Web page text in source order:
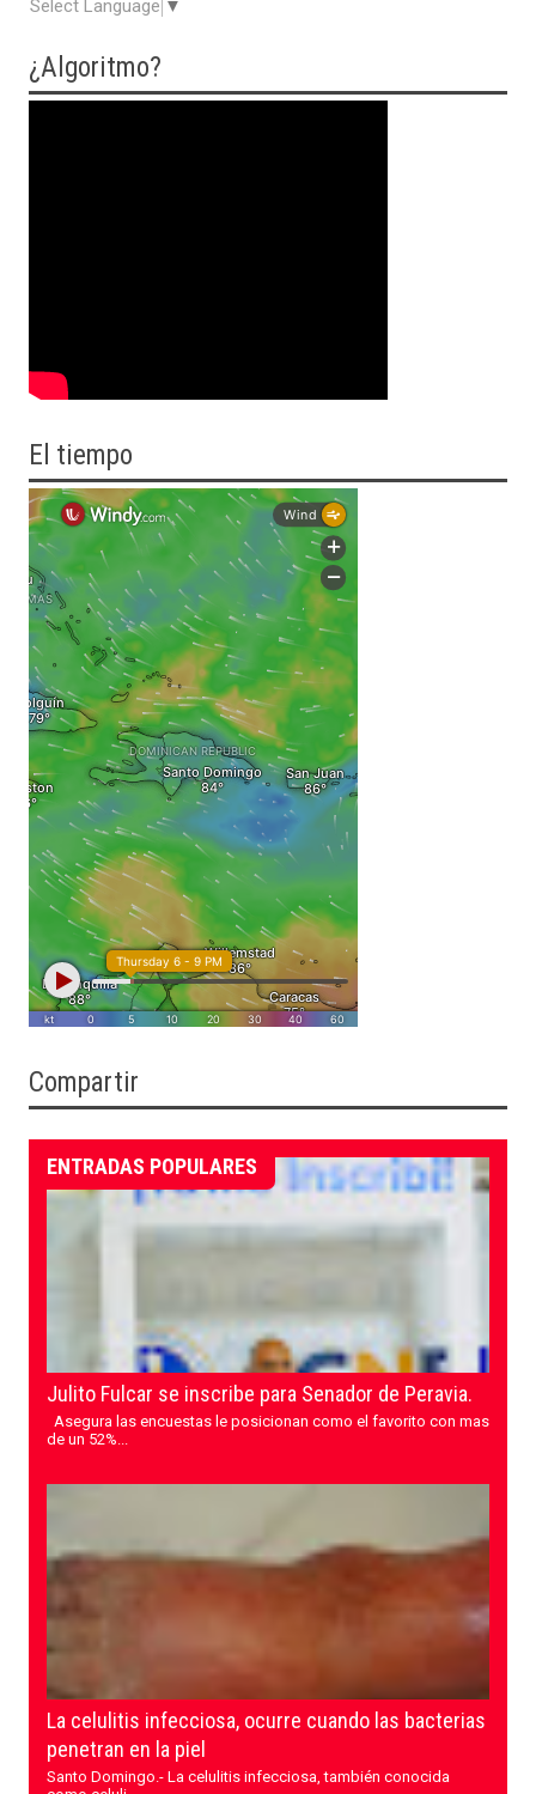
Select Language ▼
¿Algoritmo?
El tiempo
Compartir
ENTRADAS POPULARES
Julito Fulcar se inscribe para Senador de Peravia.
Asegura las encuestas le posicionan como el favorito con mas
de un 52%...
La celulitis infecciosa, ocurre cuando las bacterias
penetran en la piel
Santo Domingo.- La celulitis infecciosa, también conocida